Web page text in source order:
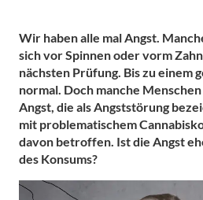
Wir haben alle mal Angst.
sich vor Spinnen oder vorm
nächsten Prüfung. Bis zu einem
normal. Doch manche
Angst, die als Angststörung
mit problematischem
davon betroffen. Ist die Angst
des Konsums?